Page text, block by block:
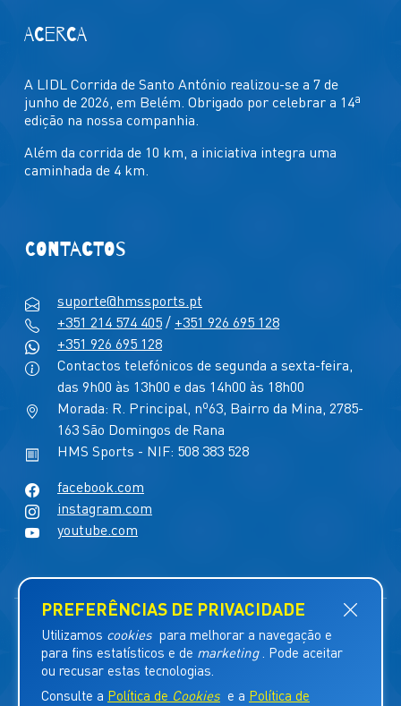
ACERCA
A LIDL Corrida de Santo António realizou-se a 7 de
junho de 2026, em Belém. Obrigado por celebrar a 14ª
edição na nossa companhia.
Além da corrida de 10 km, a iniciativa integra uma
caminhada de 4 km.
CONTACTOS
suporte@hmssports.pt
+351 214 574 405/ +351 926 695 128
+351 926 695 128
Contactos telefónicos de segunda a sexta-feira,
das 9h00 às 13h00 e das 14h00 às 18h00
Morada: R. Principal, nº63, Bairro da Mina, 2785-
163 São Domingos de Rana
HMS Sports - NIF: 508 383 528
facebook.com
instagram.com
youtube.com
©HMS Sports Consulting
2026.
Direitos Reservados.
Legislação & Jurisdição.